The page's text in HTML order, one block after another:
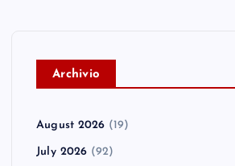
Archivio
August 2026 (19)
July 2026 (92)